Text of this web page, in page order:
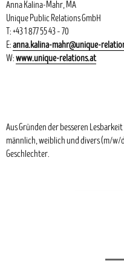
Anna Kalina-Mahr, MA
Unique Public Relations GmbH
T: +43 1 877 55 43 – 70
E:anna.kalina-mahr@unique-
W:www.unique-relations.at
Aus Gründen der besseren
männlich, weiblich und divers (m/w/
Geschlechter.